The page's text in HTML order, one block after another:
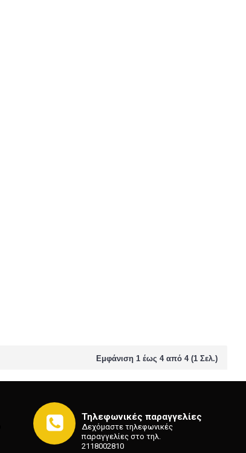
Εμφάνιση 1 έως 4 από 4 (1 Σελ.)
Τηλεφωνικές παραγγελίες
Δεχόμαστε τηλεφωνικές
παραγγελίες στο τηλ.
2118002810